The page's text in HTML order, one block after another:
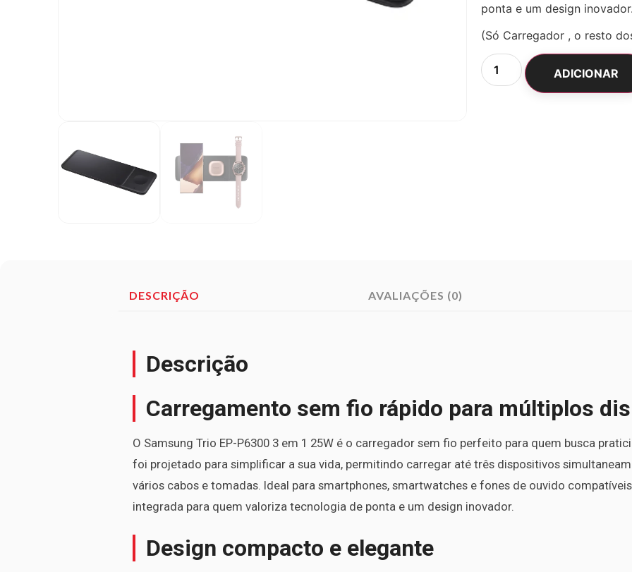
ponta e um design inovador.
(Só Carregador , o resto
ADICIONAR
DESCRIÇÃO AVALIAÇÕES (0)
Descrição
Carregamento sem fio rápido para múltiplos
O Samsung Trio EP-P6300 3 em 1 25W é o carregador sem fio perfeito para quem busca
foi projetado para simplificar a sua vida, permitindo carregar até três dispositivos
vários cabos e tomadas. Ideal para smartphones, smartwatches e fones de ouvido
integrada para quem valoriza tecnologia de ponta e um design inovador.
Design compacto e elegante